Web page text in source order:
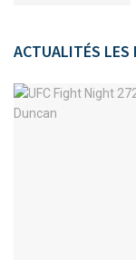
ACTUALITÉS LES